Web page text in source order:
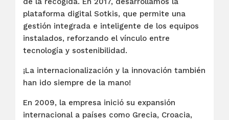
plataforma digital Sotkis, que permite una
gestión integrada e inteligente de los equipos
instalados, reforzando el vínculo entre
tecnología y sostenibilidad.
¡La internacionalización y la innovación también
han ido siempre de la mano!
En 2009, la empresa inició su expansión
internacional a países como Grecia, Croacia,